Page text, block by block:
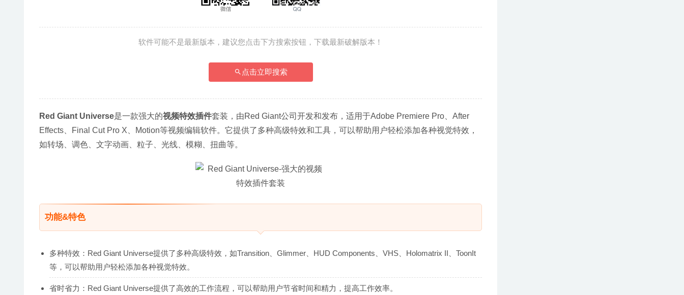
软件可能不是最新版本，建议您点击下方搜索按钮，下载最新破解版本！
点击立即搜索
Red Giant Universe是一款强大的视频特效插件套装，由Red Giant公司开发和发布，适用于Adobe Premiere Pro、After
Effects、Final Cut Pro X、Motion等视频编辑软件。它提供了多种高级特效和工具，可以帮助用户轻松添加各种视觉特效，
如转场、调色、文字动画、粒子、光线、模糊、扭曲等。
功能&特色
多种特效：Red Giant Universe提供了多种高级特效，如Transition、Glimmer、HUD Components、VHS、Holomatrix II、ToonIt
等，可以帮助用户轻松添加各种视觉特效。
省时省力：Red Giant Universe提供了高效的工作流程，可以帮助用户节省时间和精力，提高工作效率。